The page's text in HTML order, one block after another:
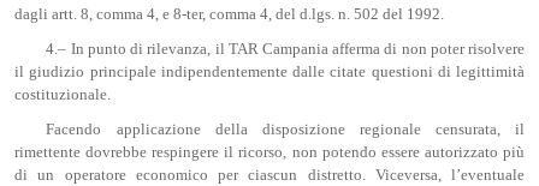
dagli artt. 8, comma 4, e 8-ter, comma 4, del d.lgs. n. 502 del 1992.
4.– In punto di rilevanza, il TAR Campania afferma di non poter risolvere
il giudizio principale indipendentemente dalle citate questioni di legittimità
costituzionale.
Facendo applicazione della disposizione regionale censurata, il
rimettente dovrebbe respingere il ricorso, non potendo essere autorizzato più
di un operatore economico per ciascun distretto. Viceversa, l’eventuale